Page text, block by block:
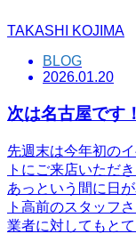
TAKASHI KOJIMA
BLOG
2026.01.20
次は名古屋です！
先週末は今年初の
トにご来店いただ
あっという間に日
ト高前のスタッフ
業者に対してもと